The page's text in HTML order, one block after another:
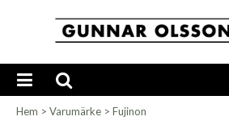
Hem > Varumärke > Fujinon